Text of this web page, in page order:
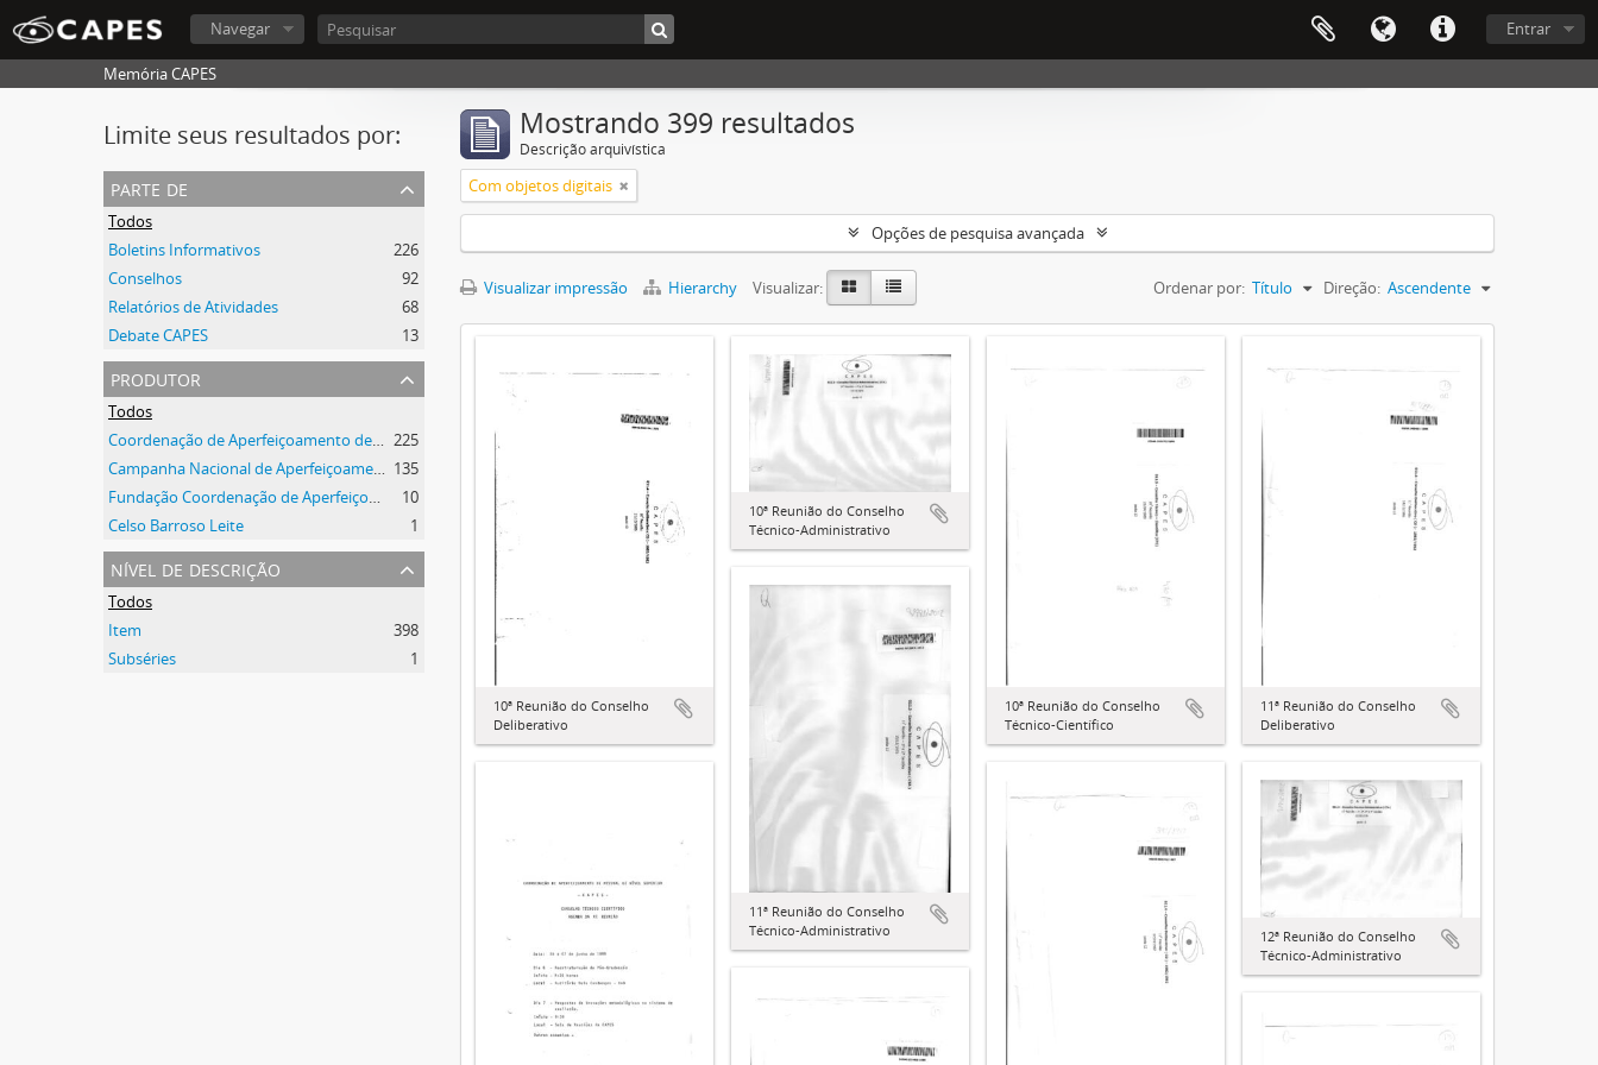
Entrar
Navegar
Memória CAPES
Limite seus resultados por:
parte de
Todos
Boletins Informativos
226
Conselhos
92
Relatórios de Atividades
68
Debate CAPES
13
produtor
Todos
Coordenação de Aperfeiçoamento de Pessoal de Nível Superior (CAPES) 225
Campanha Nacional de Aperfeiçoamento de Pessoal de Nível Superior (CAPES) 135
Fundação Coordenação de Aperfeiçoamento de Pessoal de Nível Superior (CAPES)
10
Celso Barroso Leite
1
nível de descrição
Todos
Item
398
Subséries
1
Mostrando 399 resultados
Descrição arquivística
Com objetos digitais
Opções de pesquisa avançada
Visualizar impressão Hierarchy Visualizar: Ordenar por: Título Direção: Ascendente
10ª Reunião do Conselho
Deliberativo
10ª Reunião do Conselho
Técnico-Administrativo
10ª Reunião do Conselho
Técnico-Científico
11ª Reunião do Conselho
Deliberativo
11ª Reunião do Conselho
Técnico-Administrativo
12ª Reunião do Conselho
Técnico-Administrativo